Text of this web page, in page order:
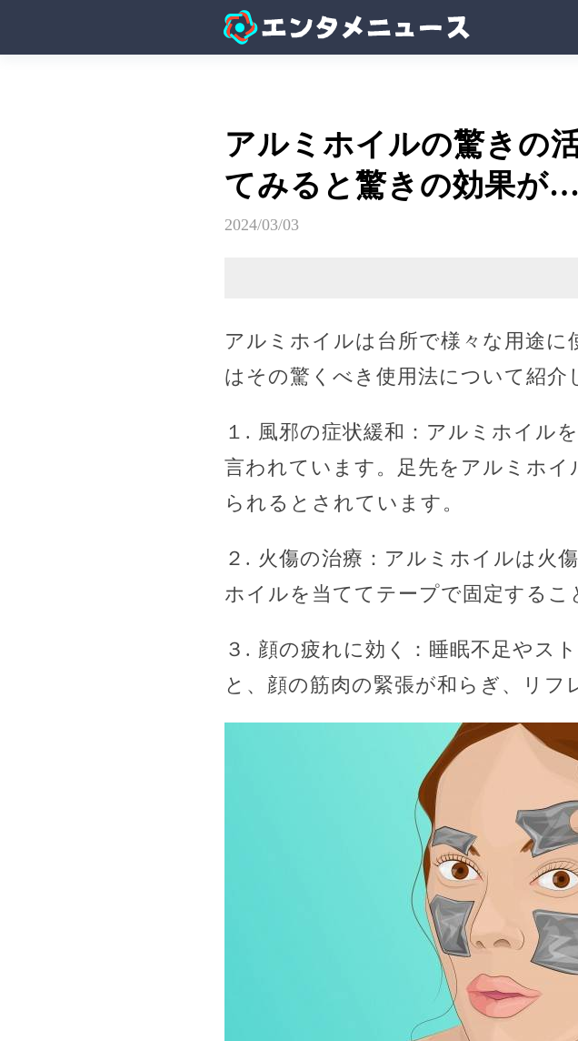
アルミホイルの驚きの
てみると驚きの効果が…
2024/03/03
アルミホイルは台所で様々な用途
はその驚くべき使用法について紹介
１. 風邪の症状緩和：アルミホイル
言われています。足先をアルミホ
られるとされています。
２. 火傷の治療：アルミホイルは火
ホイルを当ててテープで固定するこ
３. 顔の疲れに効く：睡眠不足やス
と、顔の筋肉の緊張が和らぎ、リフ